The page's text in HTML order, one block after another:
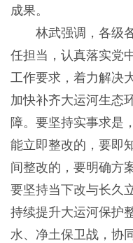
成果。
林武强调，各级各
任担当，认真落实党
工作要求，着力解决
加快补齐大运河生态
障。要坚持实事求是
能立即整改的，要即
间整改的，要明确方
要坚持当下改与长久
持续提升大运河保护
水、净土保卫战，协